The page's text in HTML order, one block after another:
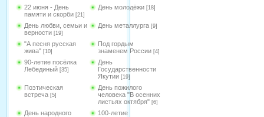
22 июня - День
памяти и скорби [21]
День молодёжи [18]
День любви, семьи и
верности [19]
День металлурга [9]
"А песня русская
жива" [10]
Под гордым
знаменем России [4]
90-летие посёлка
Лебединый [35]
День
Государственности
Якутии [19]
Поэтическая
встреча [5]
День пожилого
человека "В осенних
листьях октября" [6]
День народного
100-летие